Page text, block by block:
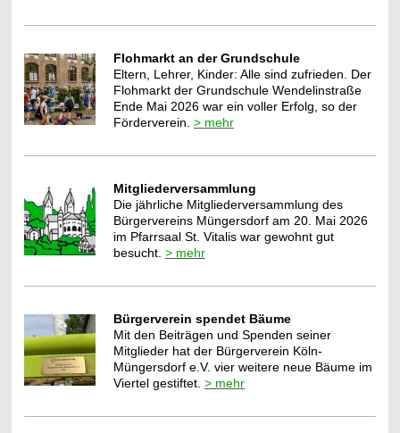
Flohmarkt an der Grundschule
Eltern, Lehrer, Kinder: Alle sind zufrieden. Der
Flohmarkt der Grundschule Wendelinstraße
Ende Mai 2026 war ein voller Erfolg, so der
Förderverein. > mehr
Mitgliederversammlung
Die jährliche Mitgliederversammlung des
Bürgervereins Müngersdorf am 20. Mai 2026
im Pfarrsaal St. Vitalis war gewohnt gut
besucht. > mehr
Bürgerverein spendet Bäume
Mit den Beiträgen und Spenden seiner
Mitglieder hat der Bürgerverein Köln-
Müngersdorf e.V. vier weitere neue Bäume im
Viertel gestiftet. > mehr